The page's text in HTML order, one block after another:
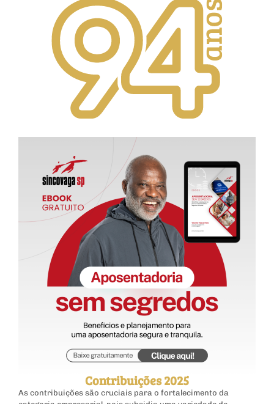
Contribuições 2025
As contribuições são cruciais para o fortalecimento da